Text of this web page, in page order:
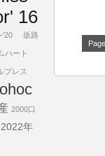
16
'20 坂路
ハート
プレス
2000口
2022年